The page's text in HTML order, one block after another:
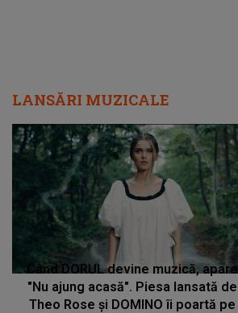
LANSĂRI MUZICALE
Când DORUL devine muzică, apare
"Nu ajung acasă". Piesa lansată de
Theo Rose și DOMINO îi poartă pe